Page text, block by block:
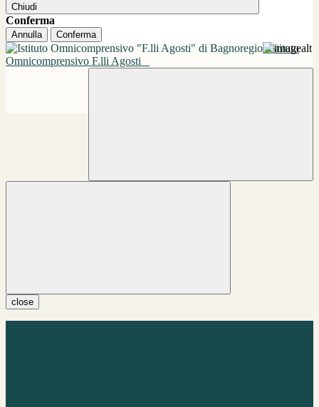
Chiudi
Conferma
Annulla Conferma
Istituto
Omnicomprensivo F.lli Agosti
close